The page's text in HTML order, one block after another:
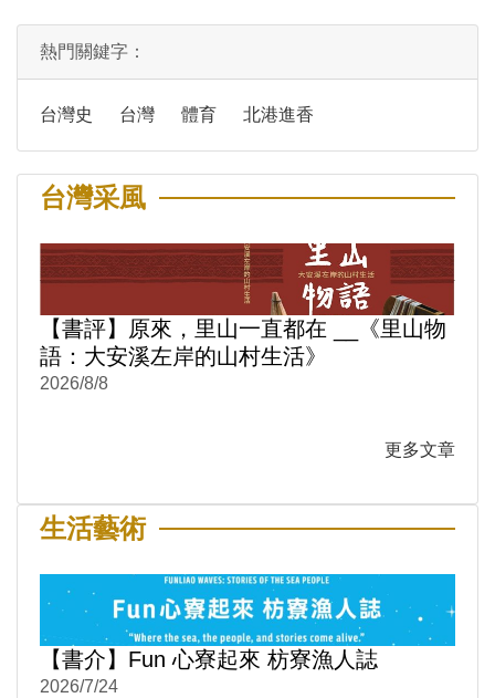
熱門關鍵字：
台灣史 台灣 體育 北港進香
台灣采風
【書評】原來，里山一直都在 __《里山物
語：大安溪左岸的山村生活》
2026/8/8
更多文章
生活藝術
【書介】Fun 心寮起來 枋寮漁人誌
2026/7/24